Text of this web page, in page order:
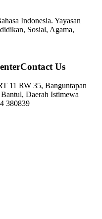
Indonesia. Yayasan
Sosial, Agama,
Us
11 RW 35, Banguntapan
Daerah Istimewa
380839